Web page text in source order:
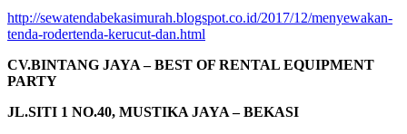
http://sewatendabekasimurah.blogspot.co.id/2017/12/menyewakan-
tenda-rodertenda-kerucut-dan.html
CV.BINTANG JAYA – BEST OF RENTAL EQUIPMENT
PARTY
JL.SITI 1 NO.40, MUSTIKA JAYA – BEKASI